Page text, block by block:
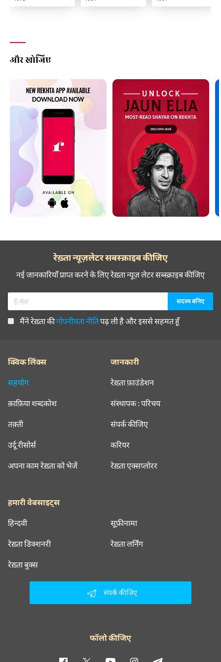
और खोजिए
रेख़्ता न्यूज़लेटर सबस्क्राइब कीजिए
नई जानकारियाँ प्राप्त करने के लिए रेख़्ता न्यूज़ लेटर सब्स्क्राइब कीजिए
मैंने रेख़्ता कीगोपनीयता नीतिपढ़ ली है और इससे सहमत हूँ
क्विक लिंक्स
सहयोग
क़ाफ़िया शब्दकोश
तक़्ती
उर्दू रीसोर्स
अपना काम रेख़्ता को भेजें
जानकारी
रेख़्ता फ़ाउंडेशन
संस्थापक : परिचय
संपर्क कीजिए
करियर
रेख़्ता एक्सप्लोरर
हमारी वेबसाइट्स
हिन्दवी सूफ़ीनामा
रेख़्ता डिक्शनरी रेख़्ता लर्निंग
रेख़्ता बुक्स
संपर्क कीजिए
फॉलो कीजिए